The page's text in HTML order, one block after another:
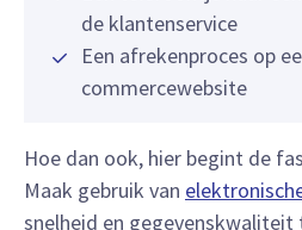
de klantenservice
Een afrekenproces op
commercewebsite
Hoe dan ook, hier begint de
Maak gebruik van
snelheid en gegevenskwaliteit